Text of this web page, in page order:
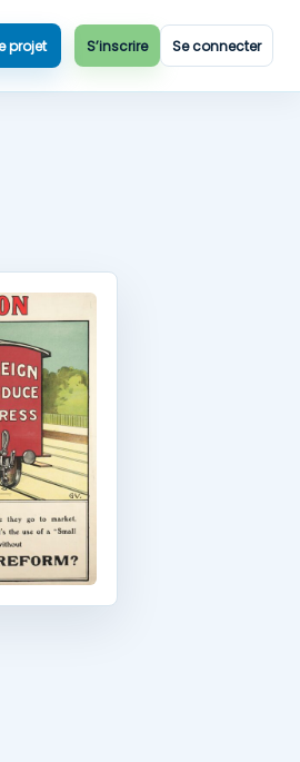
projet S’inscrire Se connecter